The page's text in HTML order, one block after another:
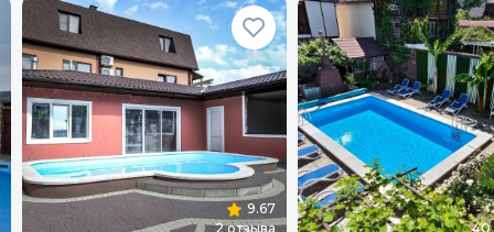
9.67
2отзыва 40